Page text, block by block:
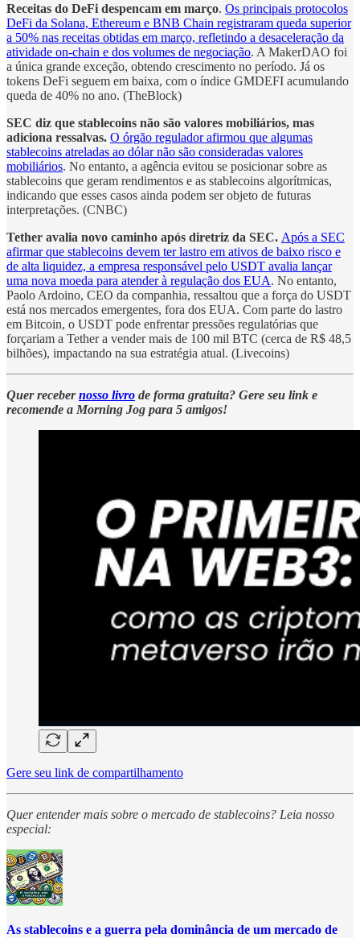
Receitas do DeFi despencam em março. Os principais protocolos
DeFi da Solana, Ethereum e BNB Chain registraram queda superior
a 50% nas receitas obtidas em março, refletindo a desaceleração da
atividade on-chain e dos volumes de negociação. A MakerDAO foi
a única grande exceção, obtendo crescimento no período. Já os
tokens DeFi seguem em baixa, com o índice GMDEFI acumulando
queda de 40% no ano. (TheBlock)
SEC diz que stablecoins não são valores mobiliários, mas
adiciona ressalvas. O órgão regulador afirmou que algumas
stablecoins atreladas ao dólar não são consideradas valores
mobiliários. No entanto, a agência evitou se posicionar sobre as
stablecoins que geram rendimentos e as stablecoins algorítmicas,
indicando que esses casos ainda podem ser objeto de futuras
interpretações. (CNBC)
Tether avalia novo caminho após diretriz da SEC. Após a SEC
afirmar que stablecoins devem ter lastro em ativos de baixo risco e
de alta liquidez, a empresa responsável pelo USDT avalia lançar
uma nova moeda para atender à regulação dos EUA. No entanto,
Paolo Ardoino, CEO da companhia, ressaltou que a força do USDT
está nos mercados emergentes, fora dos EUA. Com parte do lastro
em Bitcoin, o USDT pode enfrentar pressões regulatórias que
forçariam a Tether a vender mais de 100 mil BTC (cerca de R$ 48,5
bilhões), impactando na sua estratégia atual. (Livecoins)
Quer recebernosso livro de forma gratuita? Gere seu link e
recomende a Morning Jog para 5 amigos!
Gere seu link de compartilhamento
Quer entender mais sobre o mercado de stablecoins? Leia nosso
especial:
As stablecoins e a guerra pela dominância de um mercado de